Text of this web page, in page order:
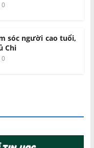
0
sóc người cao tuổi,
Chi
0